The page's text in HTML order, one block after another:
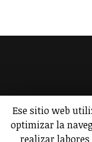
Ese sitio web
optimizar la
realizar